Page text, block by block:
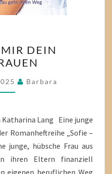
MIR
DEIN
VERTRAUEN
DEIN
Barbara
Katharina Lang Eine junge
Romanheftreihe „Sofie –
junge, hübsche Frau aus
ihren Eltern finanziell
eigenen beruflichen Weg